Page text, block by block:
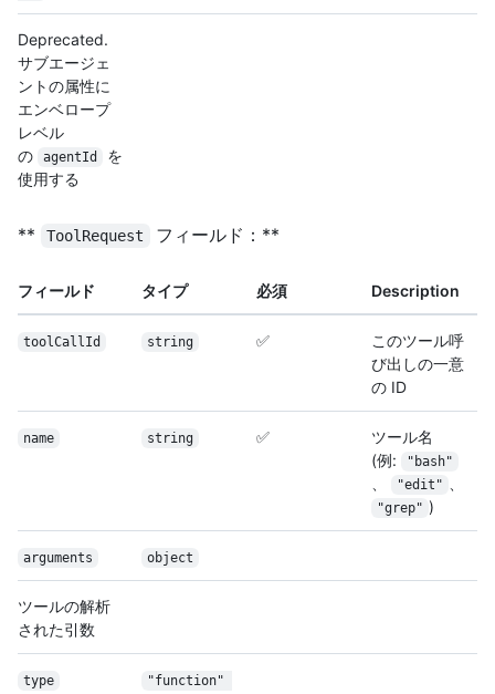
Deprecated.
サブエージェ
ントの属性に
エンベロープ
レベル
の
agentId
を
使用する
** ToolRequest フィールド：**
フィールド タイプ 必須 Description
toolCallId string ✅
このツール呼
び出しの一意
の ID
name string ✅
ツール名
(例:
"bash"
"edit"
"grep" )
arguments object
ツールの解析
された引数
type
"function"